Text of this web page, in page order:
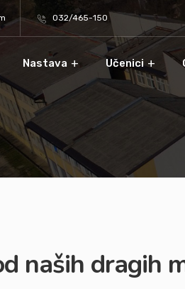
032/465-150
Nastava Učenici
naših dragih